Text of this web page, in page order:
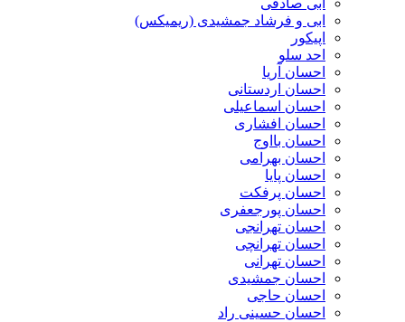
ابی صادقی
ابی و فرشاد جمشیدی (ریمیکس)
اپیکور
احد سلو
احسان آریا
احسان اردستانی
احسان اسماعیلی
احسان افشاری
احسان بااوج
احسان بهرامی
احسان پایا
احسان پرفکت
احسان پورجعفری
احسان تهرانجی
احسان تهرانچی
احسان تهرانی
احسان جمشیدی
احسان حاجی
احسان حسینی راد